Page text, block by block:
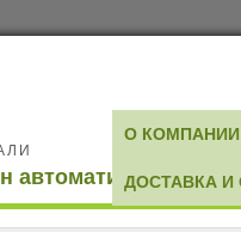
автоматики
О КОМПАНИИ
ДОСТАВКА И